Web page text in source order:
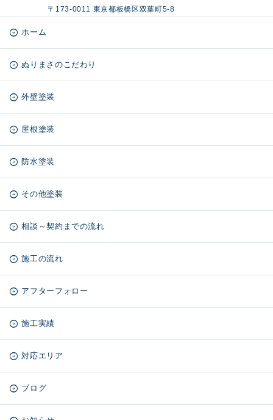
〒173-0011 東京都板橋区双葉町5-8
ホーム
ぬりまさのこだわり
外壁塗装
屋根塗装
防水塗装
その他塗装
相談～契約までの流れ
施工の流れ
アフターフォロー
施工実績
対応エリア
ブログ